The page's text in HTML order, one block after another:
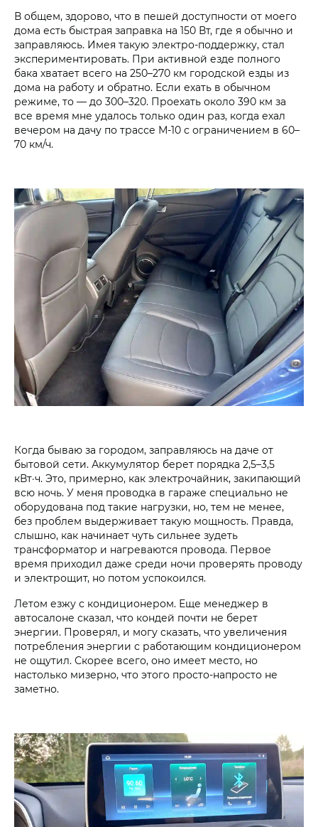
В общем, здорово, что в пешей доступности от моего
дома есть быстрая заправка на 150 Вт, где я обычно и
заправляюсь. Имея такую электро-поддержку, стал
экспериментировать. При активной езде полного
бака хватает всего на 250–270 км городской езды из
дома на работу и обратно. Если ехать в обычном
режиме, то — до 300–320. Проехать около 390 км за
все время мне удалось только один раз, когда ехал
вечером на дачу по трассе М-10 с ограничением в 60–
70 км/ч.
Когда бываю за городом, заправляюсь на даче от
бытовой сети. Аккумулятор берет порядка 2,5–3,5
кВт·ч. Это, примерно, как электрочайник, закипающий
всю ночь. У меня проводка в гараже специально не
оборудована под такие нагрузки, но, тем не менее,
без проблем выдерживает такую мощность. Правда,
слышно, как начинает чуть сильнее зудеть
трансформатор и нагреваются провода. Первое
время приходил даже среди ночи проверять проводу
и электрощит, но потом успокоился.
Летом езжу с кондиционером. Еще менеджер в
автосалоне сказал, что кондей почти не берет
энергии. Проверял, и могу сказать, что увеличения
потребления энергии с работающим кондиционером
не ощутил. Скорее всего, оно имеет место, но
настолько мизерно, что этого просто-напросто не
заметно.